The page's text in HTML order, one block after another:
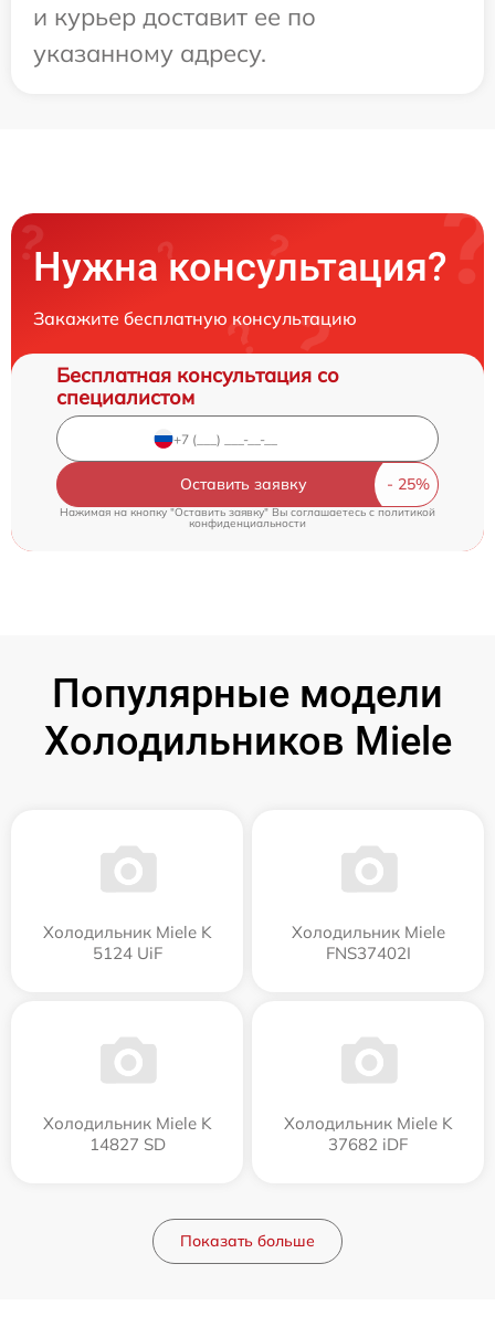
и курьер доставит ее по
указанному адресу.
Нужна консультация?
Закажите бесплатную консультацию
Бесплатная консультация со
специалистом
Оставить заявку
Нажимая на кнопку "Оставить заявку" Вы соглашаетесь cполитикой
конфиденциальности
Популярные модели
Холодильников Miele
Холодильник Miele K
5124 UiF
Холодильник Miele
FNS37402I
Холодильник Miele K
14827 SD
Холодильник Miele K
37682 iDF
Показать больше